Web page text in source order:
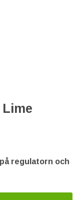
regulatorn och